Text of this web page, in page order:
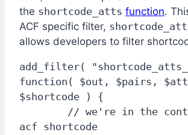
the shortcode_atts function.
ACF specific filter,
allows developers to filter
add_filter(
function( $out, $pairs,
$shortcode ) {
acf shortcode